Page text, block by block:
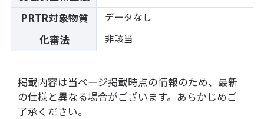
PRTR対象物質 データなし
化審法 非該当
掲載内容は当ページ掲載時点の情報のため、最新
の仕様と異なる場合がございます。あらかじめご
了承ください。